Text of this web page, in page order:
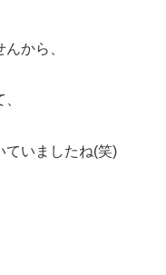
から、
ていましたね(笑)